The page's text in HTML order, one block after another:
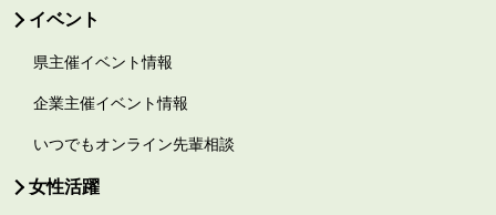
イベント
県主催イベント情報
企業主催イベント情報
いつでもオンライン先輩相談
女性活躍